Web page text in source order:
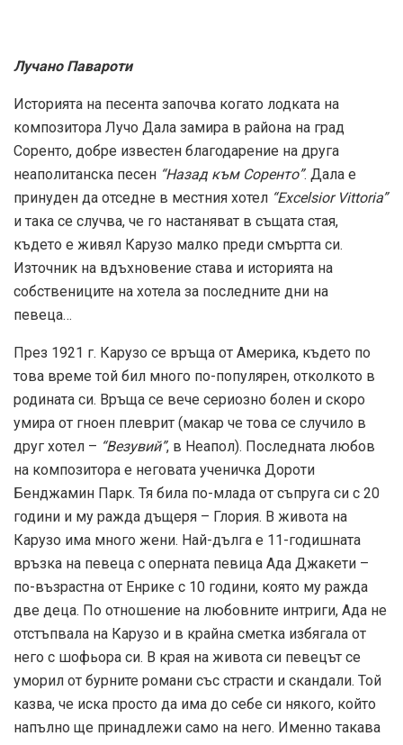
Лучано Павароти
Историята на песента започва когато лодката на
композитора Лучо Дала замира в района на град
Соренто, добре известен благодарение на друга
неаполитанска песен “Назад към Соренто”. Дала е
принуден да отседне в местния хотел “Excelsior Vittoria”
и така се случва, че го настаняват в същата стая,
където е живял Карузо малко преди смъртта си.
Източник на вдъхновение става и историята на
собствениците на хотела за последните дни на
певеца…
През 1921 г. Карузо се връща от Америка, където по
това време той бил много по-популярен, отколкото в
родината си. Връща се вече сериозно болен и скоро
умира от гноен плеврит (макар че това се случило в
друг хотел – “Везувий”, в Неапол). Последната любов
на композитора е неговата ученичка Дороти
Бенджамин Парк. Тя била по-млада от съпруга си с 20
години и му ражда дъщеря – Глория. В живота на
Карузо има много жени. Най-дълга е 11-годишната
връзка на певеца с оперната певица Ада Джакети –
по-възрастна от Енрике с 10 години, която му ражда
две деца. По отношение на любовните интриги, Ада не
отстъпвала на Карузо и в крайна сметка избягала от
него с шофьора си. В края на живота си певецът се
уморил от бурните романи със страсти и скандали. Той
казва, че иска просто да има до себе си някого, който
напълно ще принадлежи само на него. Именно такава